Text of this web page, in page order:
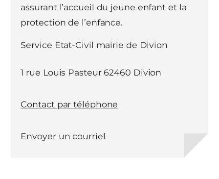
assurant l’accueil du jeune enfant et la
protection de l’enfance.
Service Etat-Civil mairie de Divion
1 rue Louis Pasteur 62460 Divion
Contact par téléphone
Envoyer un courriel